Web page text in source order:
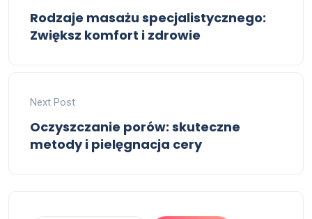
Rodzaje masażu specjalistycznego:
Zwiększ komfort i zdrowie
Next Post
Oczyszczanie porów: skuteczne
metody i pielęgnacja cery